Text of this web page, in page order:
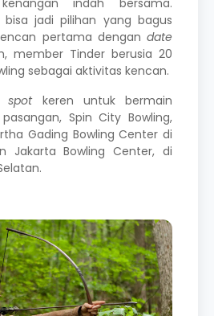
bisa jadi pilihan yang bagus
pertama dengan date
member Tinder berusia 20
sebagai aktivitas kencan.
spot keren untuk bermain
Spin City Bowling,
Gading Bowling Center di
Jakarta Bowling Center, di